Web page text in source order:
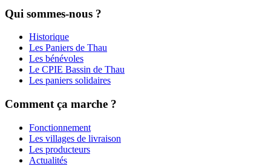
Qui sommes-nous ?
Historique
Les Paniers de Thau
Les bénévoles
Le CPIE Bassin de Thau
Les paniers solidaires
Comment ça marche ?
Fonctionnement
Les villages de livraison
Les producteurs
Actualités